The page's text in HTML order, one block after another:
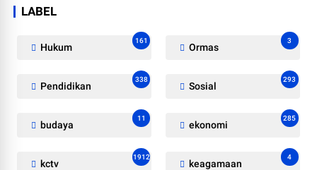
LABEL
Hukum
161
Ormas
3
Pendidikan
338
Sosial
293
budaya
11
ekonomi
285
kctv
1912
keagamaan
4